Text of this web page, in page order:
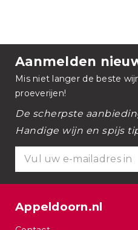
Aanmelden
Mis niet langer de beste
proeverijen!
De scherpste
Handige wijn en spijs
Appeldoorn.nl